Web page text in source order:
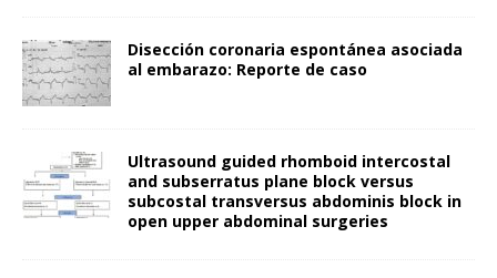
Disección coronaria espontánea asociada
al embarazo: Reporte de caso
Ultrasound guided rhomboid intercostal
and subserratus plane block versus
subcostal transversus abdominis block in
open upper abdominal surgeries